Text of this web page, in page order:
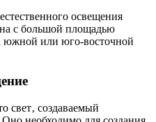
освещения
с большой площадью
южной или юго-восточной
свет‚ создаваемый